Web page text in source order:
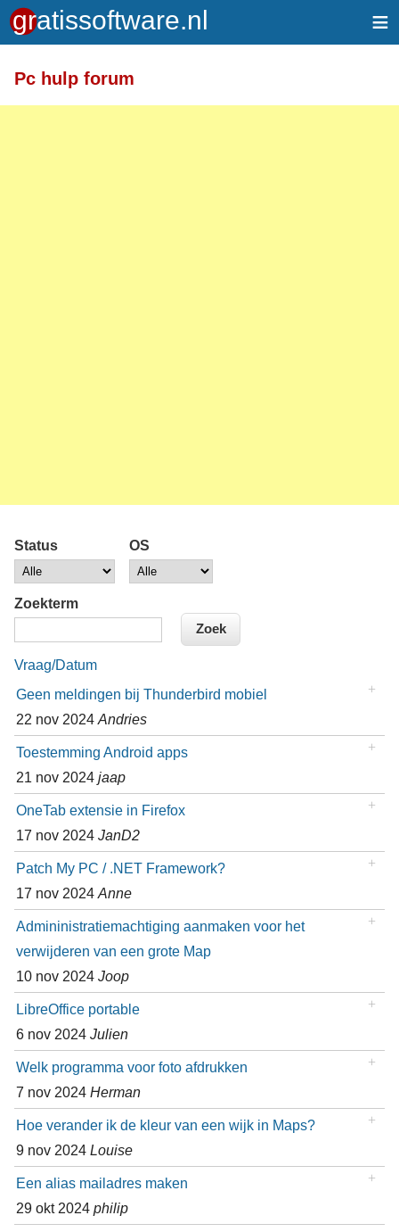
≡
Pc hulp forum
Status OS
Zoekterm
Vraag/Datum
Geen meldingen bij Thunderbird mobiel
22 nov 2024 Andries
Toestemming Android apps
21 nov 2024 jaap
OneTab extensie in Firefox
17 nov 2024 JanD2
Patch My PC / .NET Framework?
17 nov 2024 Anne
Admininistratiemachtiging aanmaken voor het
verwijderen van een grote Map
10 nov 2024 Joop
LibreOffice portable
6 nov 2024 Julien
Welk programma voor foto afdrukken
7 nov 2024 Herman
Hoe verander ik de kleur van een wijk in Maps?
9 nov 2024 Louise
Een alias mailadres maken
29 okt 2024 philip